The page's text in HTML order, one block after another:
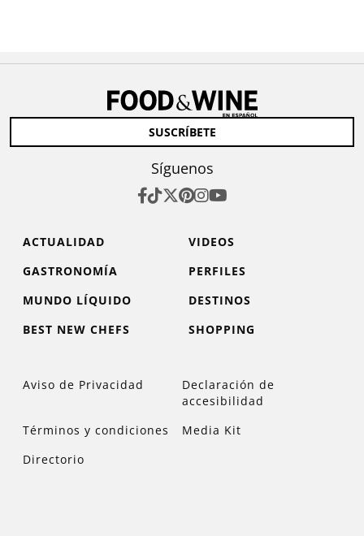
SUSCRÍBETE
Síguenos
ACTUALIDAD
VIDEOS
GASTRONOMÍA
PERFILES
MUNDO LÍQUIDO
DESTINOS
BEST NEW CHEFS
SHOPPING
Aviso de Privacidad
Declaración de
accesibilidad
Términos y condiciones
Media Kit
Directorio